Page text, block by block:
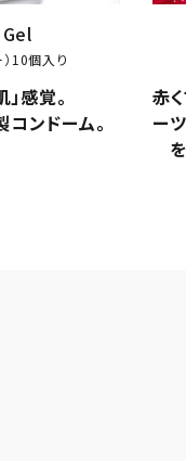
チュラルフル
糖やパラペン
伸
れ